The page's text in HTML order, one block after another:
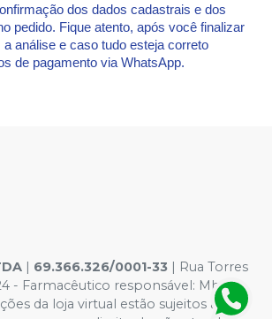
dos dados cadastrais e dos
pedido. Fique atento, após você finalizar
análise e caso tudo esteja correto
de pagamento via WhatsApp.
| 69.366.326/0001-33 | Rua Torres
- Farmacêutico responsável: Mhara
da loja virtual estão sujeitos a